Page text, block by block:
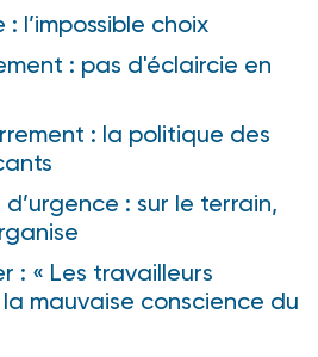
l’impossible choix
: pas d'éclaircie en
: la politique des
: sur le terrain,
: « Les travailleurs
mauvaise conscience du